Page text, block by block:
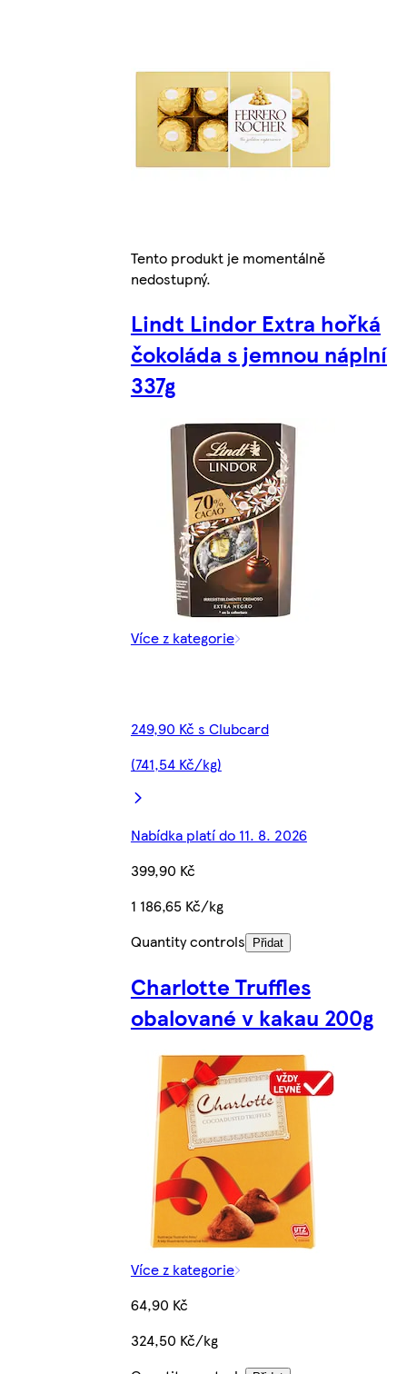
Tento produkt je momentálně
nedostupný.
Lindt Lindor Extra hořká
čokoláda s jemnou náplní
337g
Více z kategorie
249,90 Kč s Clubcard
(741,54 Kč/kg)
Nabídka platí do 11. 8. 2026
399,90 Kč
1 186,65 Kč/kg
Quantity controls
Přidat
Charlotte Truffles
obalované v kakau 200g
Více z kategorie
64,90 Kč
324,50 Kč/kg